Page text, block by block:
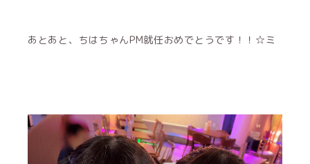
あとあと、ちはちゃんPM就任おめでとうです！！☆ミ